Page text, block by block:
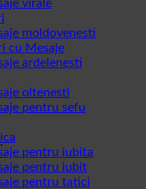
virale
moldovenesti
cu Mesaje
ardelenesti
oltenesti
pentru sefu
pentru iubita
pentru iubit
pentru tatici